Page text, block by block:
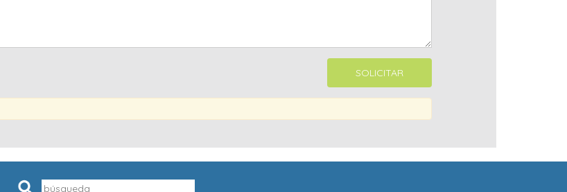
Pesquisar